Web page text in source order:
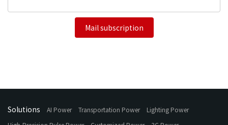
Mail subscription
Solutions AI Power Transportation Power
Lighting Power